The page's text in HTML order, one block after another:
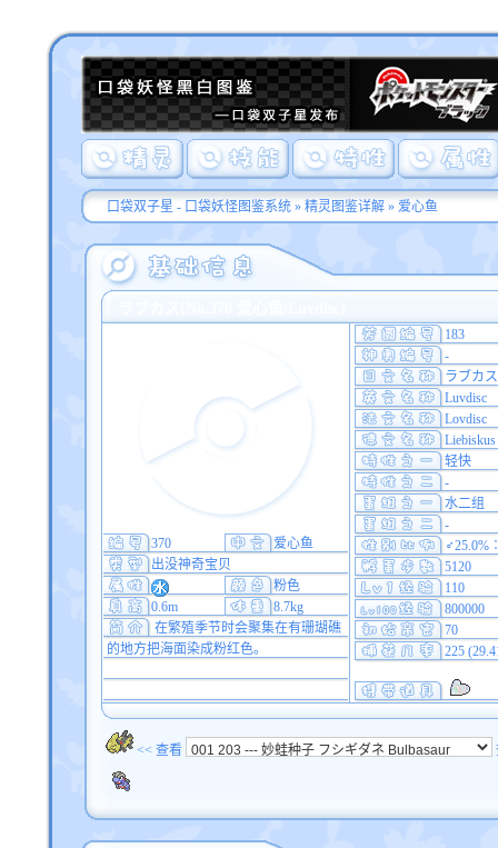
口袋双子星 - 口袋妖怪图鉴系统» 精灵图鉴详解» 爱心鱼
183
-
ラブカス
Luvdisc
Lovdisc
Liebiskus
轻快
-
水二组
-
5120
110
800000
70
225
370
爱心鱼
出没神奇宝贝
粉色
0.6m
8.7kg
在繁殖季节时会聚集在有珊瑚礁
的地方把海面染成粉红色。
<< 查看